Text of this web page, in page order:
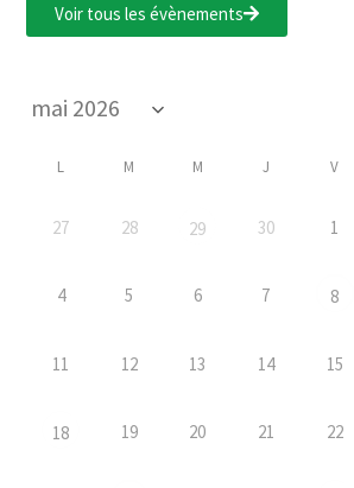
Voir tous les évènements
L M M J V
27 28 29 30 1
4 5 6 7 8
11 12 13 14 15
18 19 20 21 22